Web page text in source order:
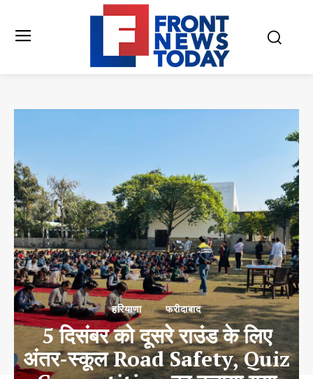
हरियाणा फरीदाबाद
5 दिसंबर को दूसरे राउंड के लिए
अंतर-स्कूल Road Safety, Quiz